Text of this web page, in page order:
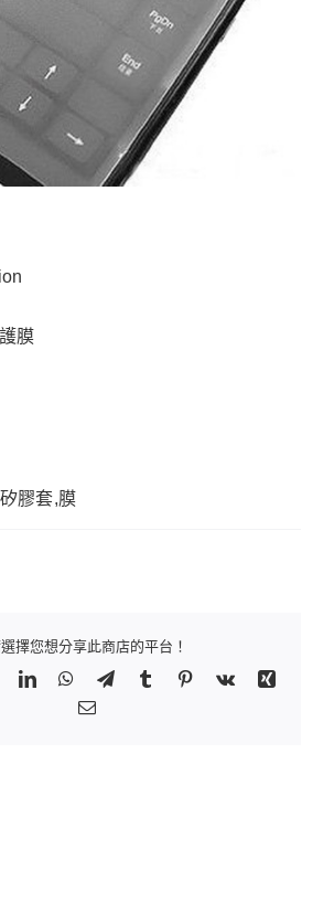
膜
矽膠套,膜
擇您想分享此商店的平台！
LinkedInWhatsApp
TelegramTumblr Pinterest
Vk
Xing
Email: